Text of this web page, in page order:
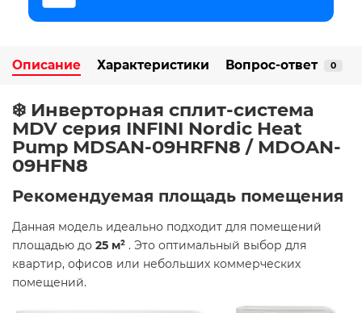
Описание Характеристики Вопрос-ответ 0
❄️ Инверторная сплит-система
MDV серия INFINI Nordic Heat
Pump MDSAN-09HRFN8 / MDOAN-
09HFN8
Рекомендуемая площадь помещения
Данная модель идеально подходит для помещений
площадью до 25 м² . Это оптимальный выбор для
квартир, офисов или небольших коммерческих
помещений.